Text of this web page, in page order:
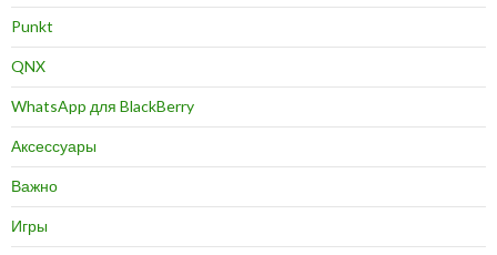
Punkt
QNX
WhatsApp для BlackBerry
Аксессуары
Важно
Игры